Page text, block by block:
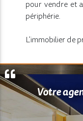
pour vendre et
périphérie.
L'immobilier de
Votre